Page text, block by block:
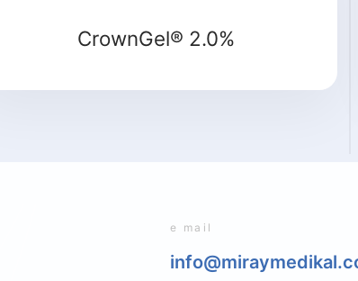
CrownGel® 2.0%
e mail